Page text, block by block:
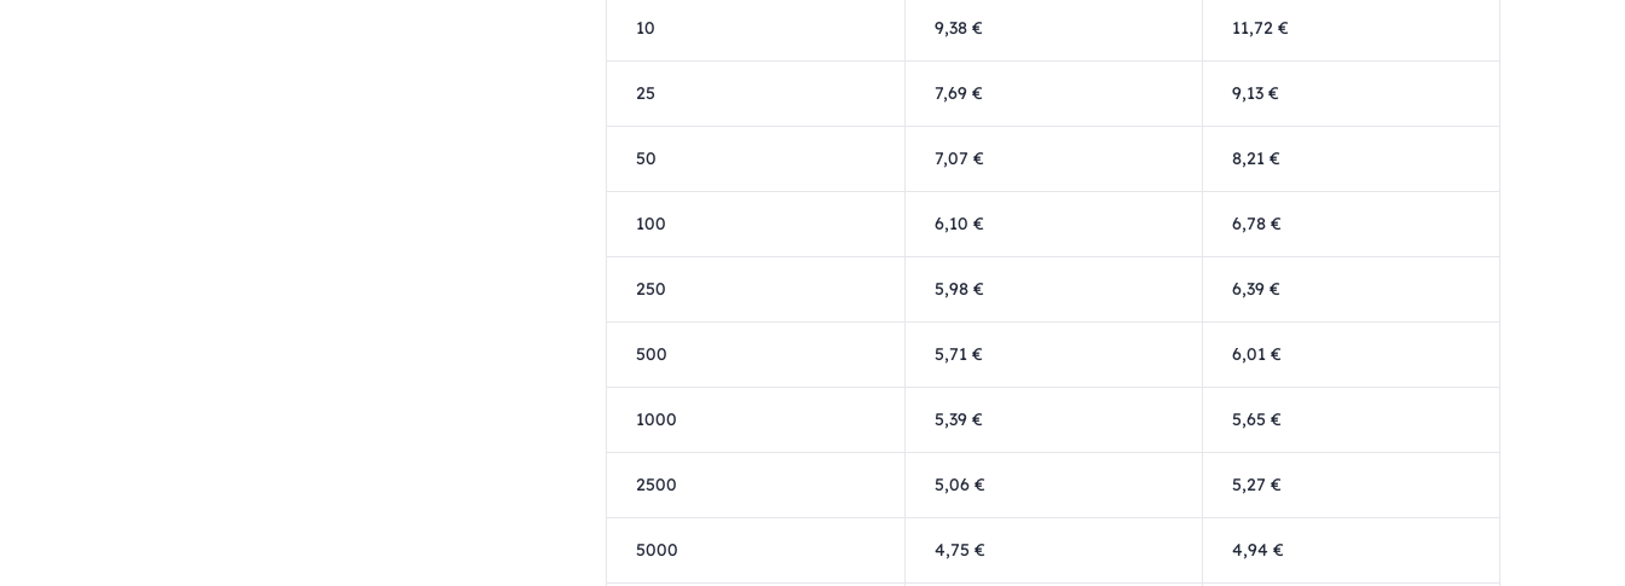
10 9,38 € 11,72 €
25 7,69 € 9,13 €
50 7,07 € 8,21 €
100 6,10 € 6,78 €
250 5,98 € 6,39 €
500 5,71 € 6,01 €
1000 5,39 € 5,65 €
2500 5,06 € 5,27 €
5000 4,75 € 4,94 €